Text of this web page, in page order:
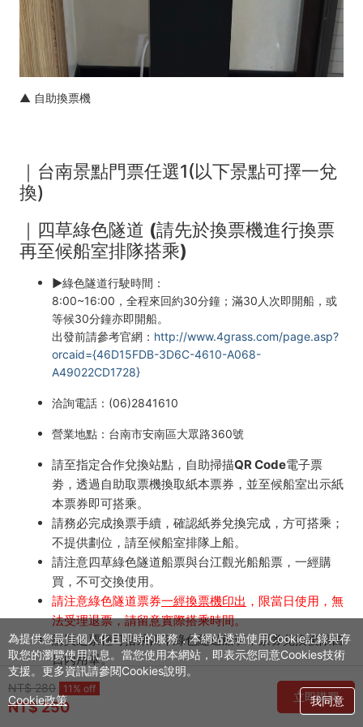
▲ 自助換票機
｜台南景點門票任選1(以下景點可擇一兌
換)
｜四草綠色隧道 (請先於換票機進行換票
再至候船室排隊搭乘)
►綠色隧道行駛時間：
8:00~16:00，全程來回約30分鐘；滿30人次即開船，或
等候30分鐘亦即開船。
出發前請參考官網： http://www.4grass.com/page.asp?
orcaid={46D15FDB-3D6C-4610-A068-
A49022CD1728}
洽詢電話：(06)2841610
營業地點：台南市安南區大眾路360號
請至指定合作兌換站點，自助掃描QR Code電子票
劵，透過自助取票機換取紙本票券，並至候船室出示紙
本票券即可搭乘。
請務必完成換票手續，確認紙券兌換完成，方可搭乘；
不提供劃位，請至候船室排隊上船。
請注意四草綠色隧道船票與台江觀光船船票，一經購
買，不可交換使用。
請注意綠色隧道票券一經換票機印出 ，限當日使用，無
法受理退票，請留意實際搭乘時間。
購買之票種可搭乘四草綠色隧道船班，票券兌換後限當
日內用畢。
例：票券兌換日為2025/8/31，使用效期則至
2025/8/31。
假日及過年期間人潮較多，容易客滿，建議提前至現場
NT$ 280 11% off
NT$ 250
立即購買
為提供您最佳個人化且即時的服務，本網站透過使用Cookie記錄與存
取您的瀏覽使用訊息。當您使用本網站，即表示您同意Cookies技術
支援。更多資訊請參閱Cookies說明。
我同意
Cookie政策